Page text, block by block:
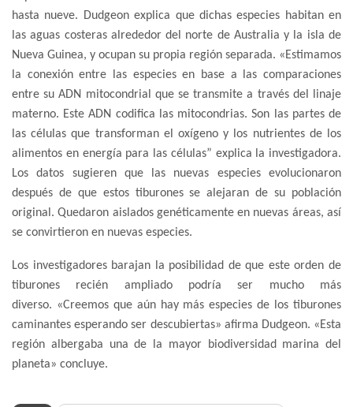
hasta nueve. Dudgeon explica que dichas especies habitan en
las aguas costeras alrededor del norte de Australia y la isla de
Nueva Guinea, y ocupan su propia región separada. «Estimamos
la conexión entre las especies en base a las comparaciones
entre su ADN mitocondrial que se transmite a través del linaje
materno. Este ADN codifica las mitocondrias. Son las partes de
las células que transforman el oxígeno y los nutrientes de los
alimentos en energía para las células” explica la investigadora.
Los datos sugieren que las nuevas especies evolucionaron
después de que estos tiburones se alejaran de su población
original. Quedaron aislados genéticamente en nuevas áreas, así
se convirtieron en nuevas especies.
Los investigadores barajan la posibilidad de que este orden de
tiburones recién ampliado podría ser mucho más
diverso. «Creemos que aún hay más especies de los tiburones
caminantes esperando ser descubiertas» afirma Dudgeon. «Esta
región albergaba una de la mayor biodiversidad marina del
planeta» concluye.